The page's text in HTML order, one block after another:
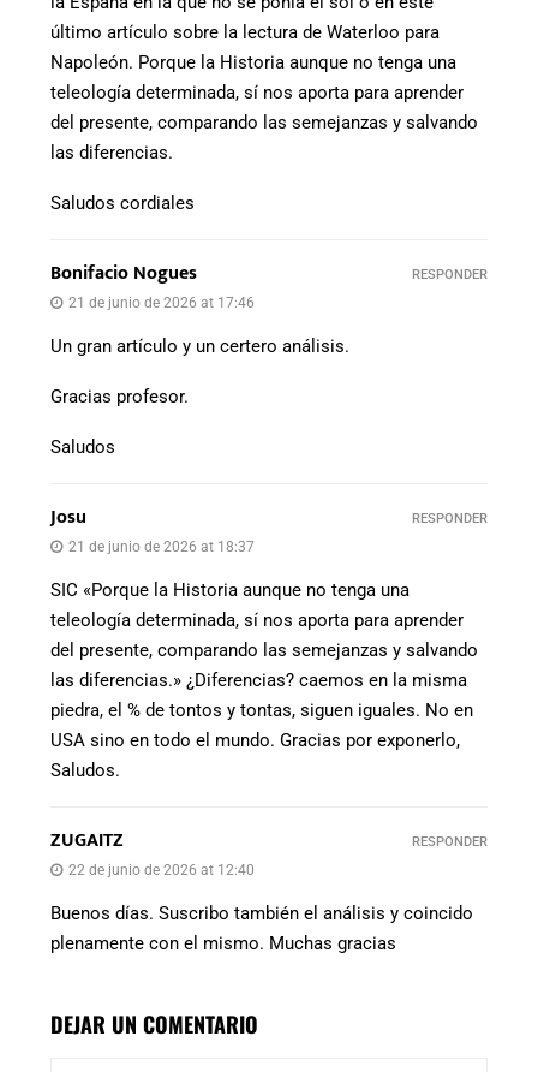
último artículo sobre la lectura de Waterloo para
Napoleón. Porque la Historia aunque no tenga una
teleología determinada, sí nos aporta para aprender
del presente, comparando las semejanzas y salvando
las diferencias.
Saludos cordiales
Bonifacio Nogues
21 de junio de 2026 at 17:46
Un gran artículo y un certero análisis.
Gracias profesor.
Saludos
RESPONDER
Josu
21 de junio de 2026 at 18:37
SIC «Porque la Historia aunque no tenga una
teleología determinada, sí nos aporta para aprender
del presente, comparando las semejanzas y salvando
las diferencias.» ¿Diferencias? caemos en la misma
piedra, el % de tontos y tontas, siguen iguales. No en
USA sino en todo el mundo. Gracias por exponerlo,
Saludos.
RESPONDER
ZUGAITZ
22 de junio de 2026 at 12:40
Buenos días. Suscribo también el análisis y coincido
plenamente con el mismo. Muchas gracias
RESPONDER
DEJAR UN COMENTARIO